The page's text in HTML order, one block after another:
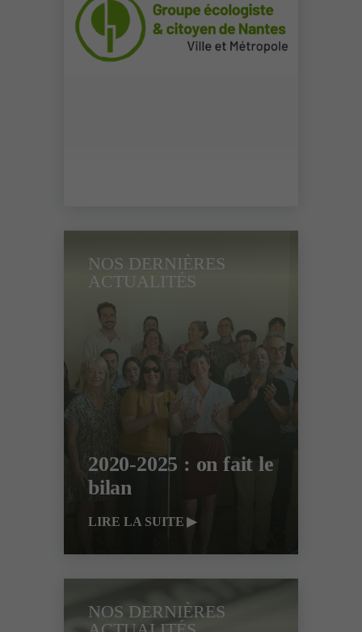
NOS DERNIÈRES
ACTUALITÉS
2020-2025 : on fait le
bilan
LIRE LA SUITE
NOS DERNIÈRES